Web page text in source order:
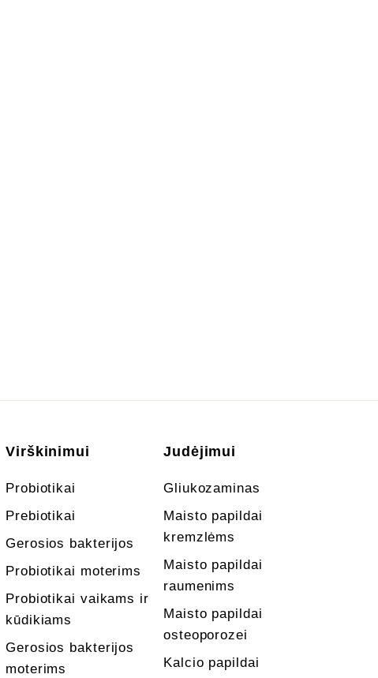
Virškinimui
Probiotikai
Prebiotikai
Gerosios bakterijos
Probiotikai moterims
Probiotikai vaikams ir
kūdikiams
Gerosios bakterijos
moterims
Judėjimui
Gliukozaminas
Maisto papildai
kremzlėms
Maisto papildai
raumenims
Maisto papildai
osteoporozei
Kalcio papildai